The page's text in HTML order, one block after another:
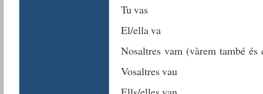
Tu vas
El/ella va
Nosaltres vam (vàrem també
Vosaltres vau